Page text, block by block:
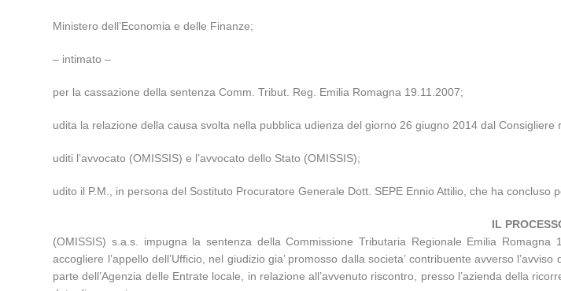
Ministero dell’Economia e delle Finanze;
– intimato –
per la cassazione della sentenza Comm. Tribut. Reg. Emilia Romagna 19.11.2007;
udita la relazione della causa svolta nella pubblica udienza del giorno 26 giugno 2014 dal Consigliere
uditi l’avvocato (OMISSIS) e l’avvocato dello Stato (OMISSIS);
udito il P.M., in persona del Sostituto Procuratore Generale Dott. SEPE Ennio Attilio, che ha concluso
IL
(OMISSIS) s.a.s. impugna la sentenza della Commissione Tributaria Regionale Emilia
accogliere l’appello dell’Ufficio, nel giudizio gia’ promosso dalla societa’ contribuente avverso
parte dell’Agenzia delle Entrate locale, in relazione all’avvenuto riscontro, presso l’azienda della